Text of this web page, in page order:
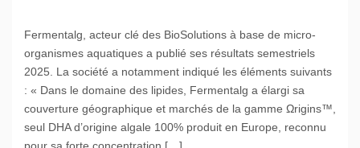
Fermentalg, acteur clé des BioSolutions à base de micro-
organismes aquatiques a publié ses résultats semestriels
2025. La société a notamment indiqué les éléments suivants
: « Dans le domaine des lipides, Fermentalg a élargi sa
couverture géographique et marchés de la gamme Ωrigins™,
seul DHA d’origine algale 100% produit en Europe, reconnu
pour sa forte concentration […]